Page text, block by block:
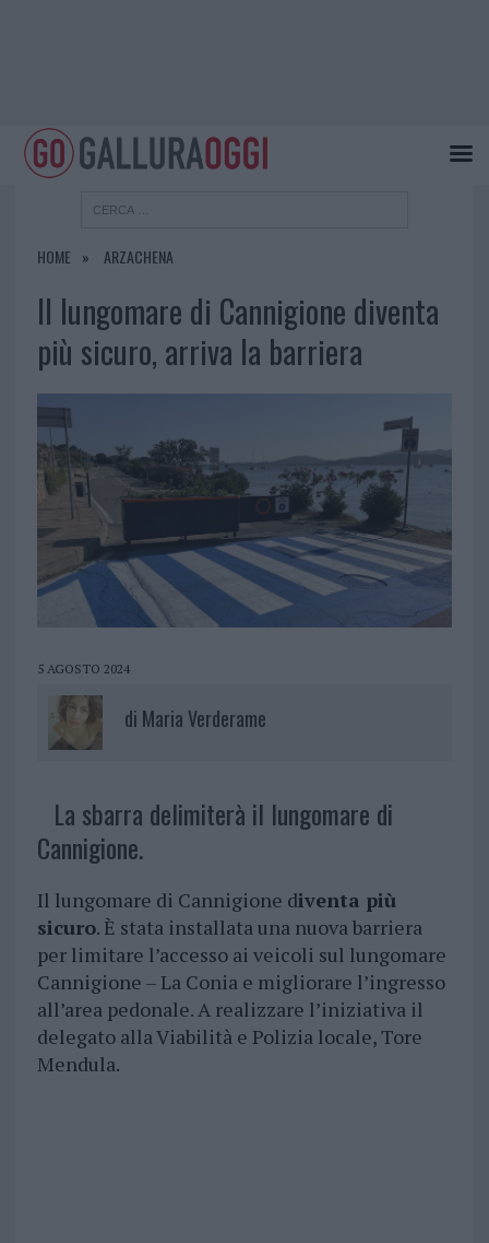
HOME ARZACHENA
Il lungomare di Cannigione diventa
più sicuro, arriva la barriera
5 AGOSTO 2024
di Maria Verderame
La sbarra delimiterà il lungomare di
Cannigione.
Il lungomare di Cannigione diventa più
sicuro. È stata installata una nuova barriera
per limitare l’accesso ai veicoli sul lungomare
Cannigione – La Conia e migliorare l’ingresso
all’area pedonale. A realizzare l’iniziativa il
delegato alla Viabilità e Polizia locale, Tore
Mendula.